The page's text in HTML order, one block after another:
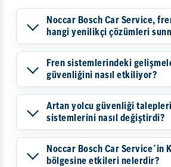
Noccar Bosch Car Service,
hangi yenilikçi çözümleri
Fren sistemlerindeki
güvenliğini nasıl etkiliyor?
Artan yolcu güvenliği
sistemlerini nasıl değiştirdi?
Noccar Bosch Car Service´in
bölgesine etkileri nelerdir?